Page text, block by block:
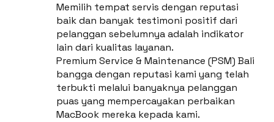
Memilih tempat servis dengan reputasi
baik dan banyak testimoni positif dari
pelanggan sebelumnya adalah indikator
lain dari kualitas layanan.
Premium Service & Maintenance (PSM) Bali
bangga dengan reputasi kami yang telah
terbukti melalui banyaknya pelanggan
puas yang mempercayakan perbaikan
MacBook mereka kepada kami.